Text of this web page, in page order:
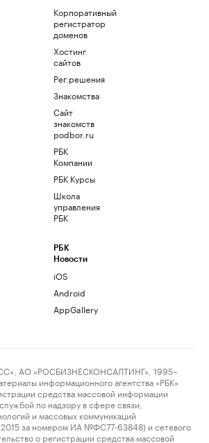
Корпоративный
регистратор
доменов
Хостинг
сайтов
Рег.решения
Знакомства
Сайт
знакомств
podbor.ru
РБК
Компании
РБК Курсы
Школа
управления
РБК
РБК
Новости
iOS
Android
AppGallery
АО «РОСБИЗНЕСКОНСАЛТИНГ», 1995–
информационного агентства «РБК»
средства массовой информации
по надзору в сфере связи,
и массовых коммуникаций
за номером ИА №ФС77-63848) и сетевого
о регистрации средства массовой